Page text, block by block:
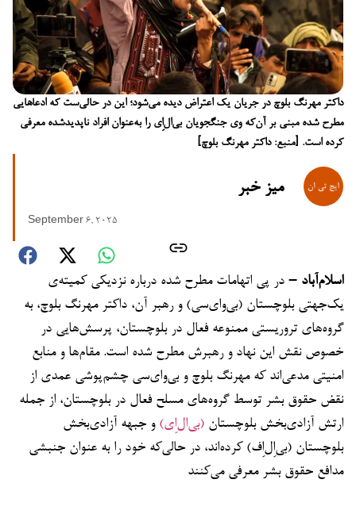
داکتر مهرنگ بلوچ در جریان یک اعتراض دیده می‌شود؛ این در حالی‌ست که ادعاهایی
مطرح شده مبنی بر آن‌که وی جنگجویان بی‌ال‌اِی را به‌عنوان افراد ناپدیدشده معرفی
کرده است. [منبع: داکتر مهرنگ بلوچ]
میز خبر
September 6, 2025
اسلام‌آباد – در پی اتهامات مطرح شده درباره نزدیکی کمیته‌ی
یک‌جهتی بلوچستان (بی‌وای‌سی) و رهبر آن، داکتر مهرنگ بلوچ، به
گروه‌های تروریستی ممنوعه فعال در بلوچستان، پرسش‌هایی در
خصوص نقش این نهاد و رهبرش مطرح شده است. مقام‌ها و منابع
امنیتی مدعی‌اند که مهرنگ بلوچ و بی‌وای‌سی چشم‌پوشی عمدی از
نقض حقوق بشر توسط گروه‌های مسلح فعال در بلوچستان، از جمله
ارتش آزادی‌بخش بلوچستان (بی‌ال‌اِی) و جبهه آزادی‌بخش
بلوچستان (بی‌اِل‌اِف) کرده‌اند، در حالی‌که خود را به عنوان جنبشی
مدافع حقوق بشر معرفی می‌کنند